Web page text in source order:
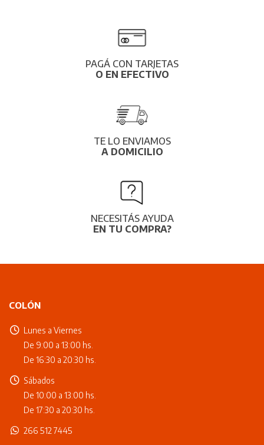
PAGÁ CON TARJETAS
O EN EFECTIVO
TE LO ENVIAMOS
A DOMICILIO
NECESITÁS AYUDA
EN TU COMPRA?
COLÓN
Lunes a Viernes
De 9:00 a 13:00 hs.
De 16:30 a 20:30 hs.
Sábados
De 10:00 a 13:00 hs.
De 17:30 a 20:30 hs.
266 512 7445